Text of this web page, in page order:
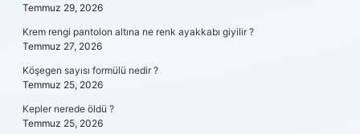
Temmuz 29, 2026
Krem rengi pantolon altına ne renk ayakkabı giyilir ?
Temmuz 27, 2026
Köşegen sayısı formülü nedir ?
Temmuz 25, 2026
Kepler nerede öldü ?
Temmuz 25, 2026